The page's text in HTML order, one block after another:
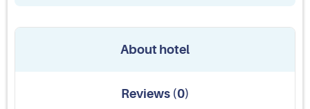
About hotel
Reviews(0)